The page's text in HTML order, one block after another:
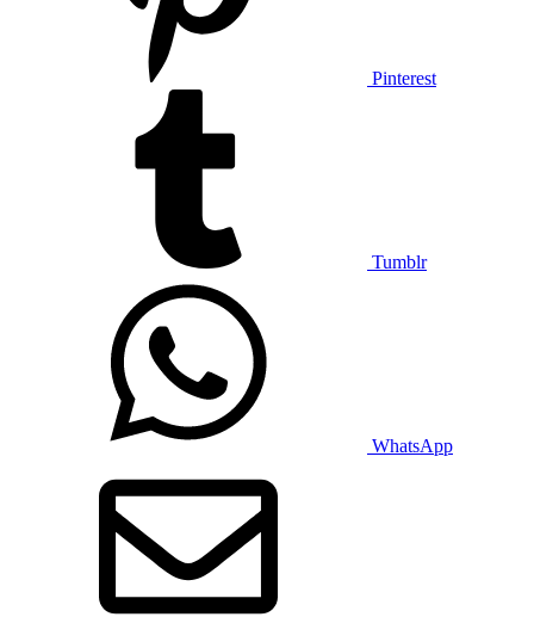
Pinterest
Tumblr
WhatsApp